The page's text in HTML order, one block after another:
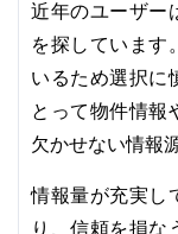
近年のユーザー
を探しています
いるため選択に
とって物件情報
欠かせない情報
情報量が充実し
り、信頼を損な